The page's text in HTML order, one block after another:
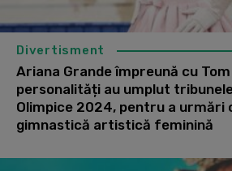
Divertisment
Ariana Grande împreună cu
personalități au umplut
Olimpice 2024, pentru a urmări
gimnastică artistică feminină